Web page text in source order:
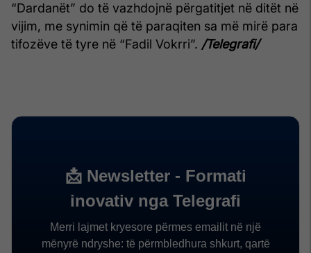
“Dardanët” do të vazhdojnë përgatitjet në ditët në
vijim, me synimin që të paraqiten sa më mirë para
tifozëve të tyre në “Fadil Vokrri”. /Telegrafi/